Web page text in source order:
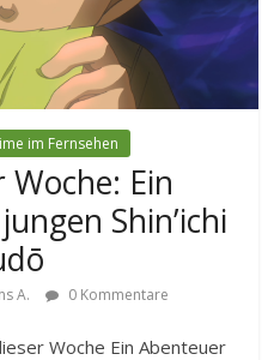
im Fernsehen
Woche: Ein
Shin’ichi
A. 0 Kommentare
Woche Ein Abenteuer